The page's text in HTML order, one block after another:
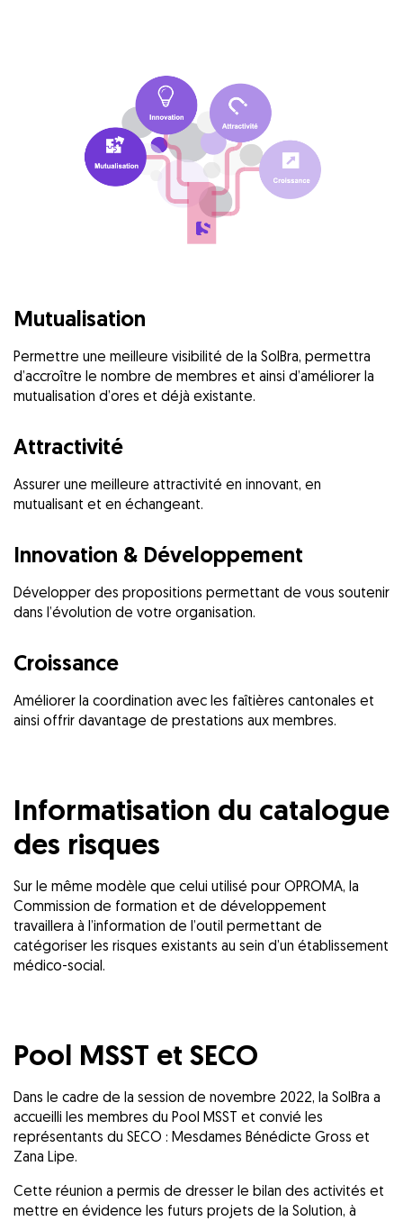
Mutualisation
Permettre une meilleure visibilité de la SolBra, permettra
d’accroître le nombre de membres et ainsi d’améliorer la
mutualisation d’ores et déjà existante.
Attractivité
Assurer une meilleure attractivité en innovant, en
mutualisant et en échangeant.
Innovation & Développement
Développer des propositions permettant de vous soutenir
dans l’évolution de votre organisation.
Croissance
Améliorer la coordination avec les faîtières cantonales et
ainsi offrir davantage de prestations aux membres.
Informatisation du catalogue
des risques
Sur le même modèle que celui utilisé pour OPROMA, la
Commission de formation et de développement
travaillera à l’information de l’outil permettant de
catégoriser les risques existants au sein d’un établissement
médico-social.
Pool MSST et SECO
Dans le cadre de la session de novembre 2022, la SolBra a
accueilli les membres du Pool MSST et convié les
représentants du SECO : Mesdames Bénédicte Gross et
Zana Lipe.
Cette réunion a permis de dresser le bilan des activités et
mettre en évidence les futurs projets de la Solution, à